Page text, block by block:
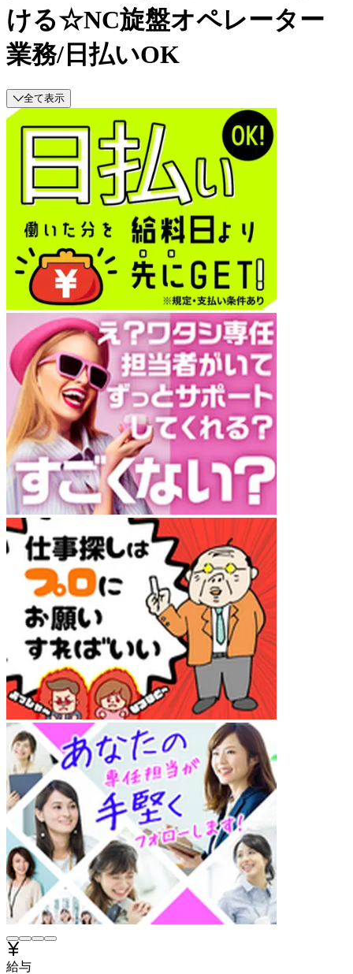
ける☆NC旋盤オペレーター
業務/日払いOK
全て表示
給与